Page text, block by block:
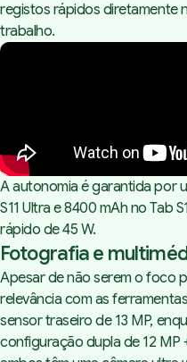
registos rápidos diretamente
trabalho.
A autonomia é garantida por
S11 Ultra e 8400 mAh no Tab
rápido de 45 W.
Fotografia e
Apesar de não serem o foco
relevância com as
sensor traseiro de 13 MP,
configuração dupla de 12 MP